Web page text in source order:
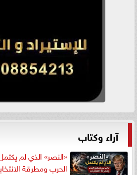
آراء وكتاب
«النصر» الذي لم
الحرب ومطرقة